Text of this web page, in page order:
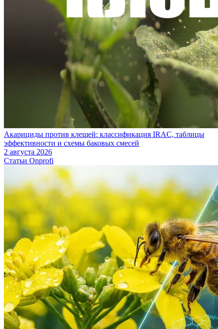
Акарициды против клещей: классификация IRAC, таблицы
эффективности и схемы баковых смесей
2 августа 2026
Статьи Onprofi